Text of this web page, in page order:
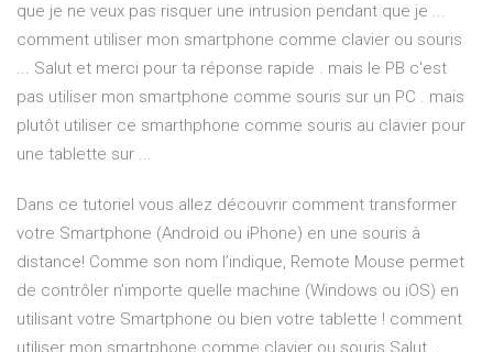
que je ne veux pas risquer une intrusion pendant que je ...
comment utiliser mon smartphone comme clavier ou souris
... Salut et merci pour ta réponse rapide . mais le PB c'est
pas utiliser mon smartphone comme souris sur un PC . mais
plutôt utiliser ce smarthphone comme souris au clavier pour
une tablette sur ...
Dans ce tutoriel vous allez découvrir comment transformer
votre Smartphone (Android ou iPhone) en une souris à
distance! Comme son nom l’indique, Remote Mouse permet
de contrôler n’importe quelle machine (Windows ou iOS) en
utilisant votre Smartphone ou bien votre tablette ! comment